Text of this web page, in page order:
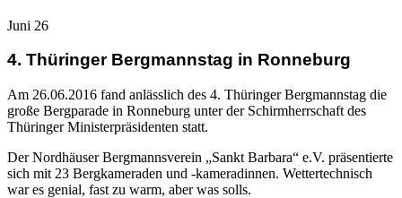
Juni 26
4. Thüringer Bergmannstag in Ronneburg
Am 26.06.2016 fand anlässlich des 4. Thüringer Bergmannstag die
große Bergparade in Ronneburg unter der Schirmherrschaft des
Thüringer Ministerpräsidenten statt.
Der Nordhäuser Bergmannsverein „Sankt Barbara“ e.V. präsentierte
sich mit 23 Bergkameraden und -kameradinnen. Wettertechnisch
war es genial, fast zu warm, aber was solls.